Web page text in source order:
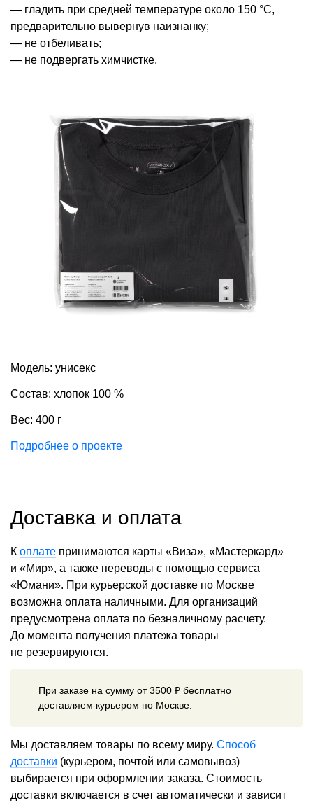
— гладить при средней температуре около 150 °С,
предварительно вывернув наизнанку;
— не отбеливать;
— не подвергать химчистке.
Модель: унисекс
Состав: хлопок 100 %
Вес: 400 г
Подробнее о проекте
Доставка и оплата
К оплате принимаются карты «Виза», «Мастеркард»
и «Мир», а также переводы с помощью сервиса
«Юмани». При курьерской доставке по Москве
возможна оплата наличными. Для организаций
предусмотрена оплата по безналичному расчету.
До момента получения платежа товары
не резервируются.
При заказе на сумму от 3500 ₽ бесплатно
доставляем курьером по Москве.
Мы доставляем товары по всему миру. Способ
доставки (курьером, почтой или самовывоз)
выбирается при оформлении заказа. Стоимость
доставки включается в счет автоматически и зависит